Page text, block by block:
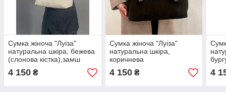
Сумка жіноча "Луіза"
натуральна шкіра, бежева
(слонова кістка),замш
4 150 ₴
Сумка жіноча "Луіза"
натуральна шкіра,
коричнева
(шоколад),замш
4 150₴ 4